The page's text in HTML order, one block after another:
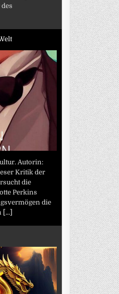
Autorin:
Kritik der
die
Perkins
die
[...]